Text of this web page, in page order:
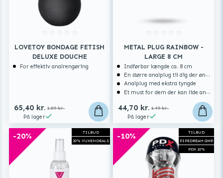
LOVETOY BONDAGE FETISH
DELUXE DOUCHE
For effektiv analrengøring
65,40 kr. 109 kr.
På lager
METAL PLUG RAINBOW -
LARGE 8 CM
Indførbar længde ca. 8 cm
En større analplug til dig der ønsker at blive fyldt
Analplug med ekstra tyngde
Et must for dem der kan lide analsex og analt sexlegetøj
44,70 kr. 149 kr.
På lager
TILBUD
20% VUXENDEALS
-20%
TILBUD
PIPEDREAM GWP
PDX 10%
-10%